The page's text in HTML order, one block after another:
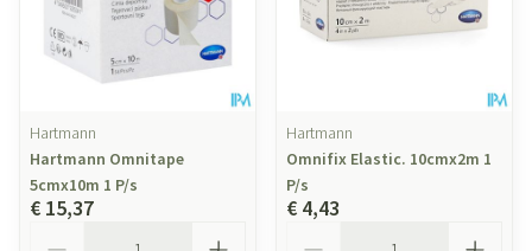
Hartmann
Hartmann Omnitape
5cmx10m 1 P/s
€ 15,37
Hartmann
Omnifix Elastic. 10cmx2m 1
P/s
€ 4,43